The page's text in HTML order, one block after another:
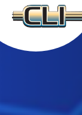
A CCUEIL